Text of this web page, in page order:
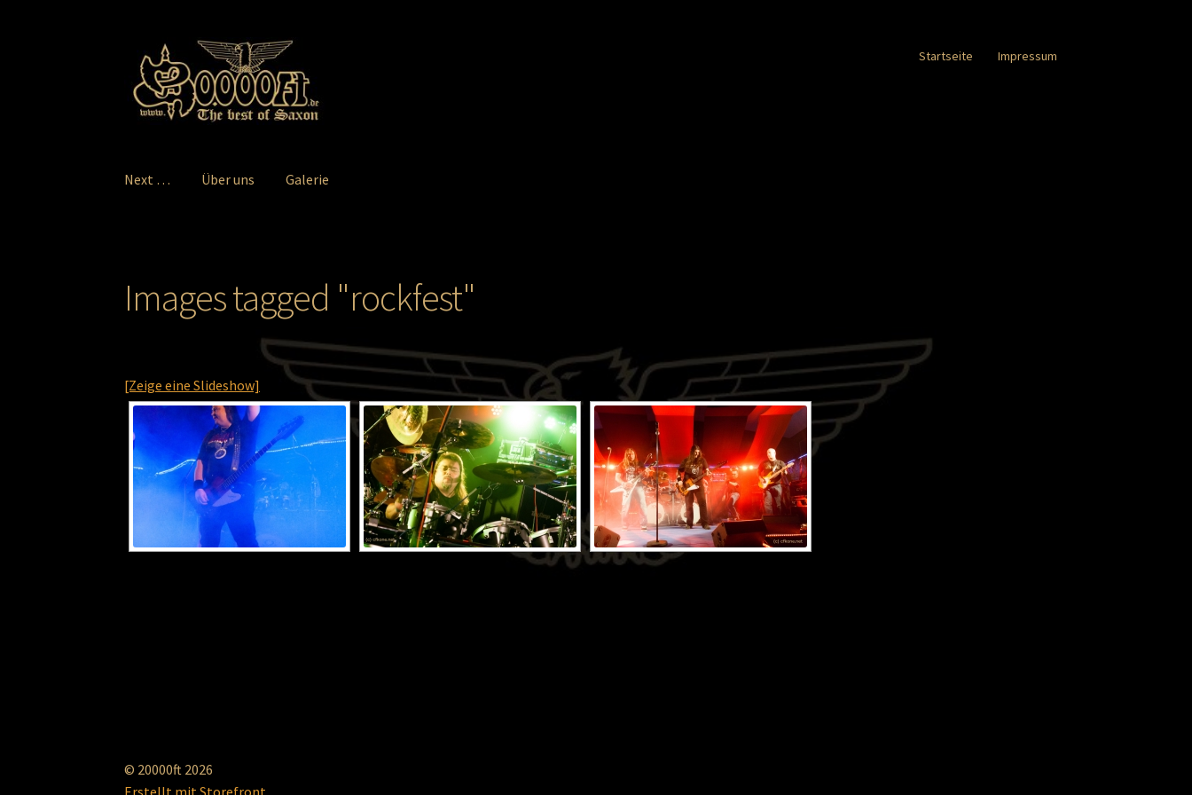
Navigation
springen
Inhalt
springen
Startseite Impressum
Next … Über uns Galerie
Images tagged "rockfest"
[Zeige eine Slideshow]
© 20000ft 2026
Erstellt mit Storefront